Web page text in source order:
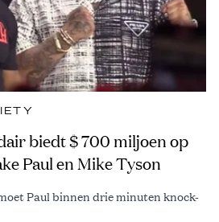
biedt $ 700 miljoen op
Paul en Mike Tyson
Paul binnen drie minuten knock-